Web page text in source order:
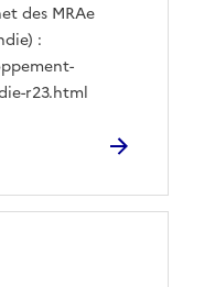
des MRAe
:
r23.html